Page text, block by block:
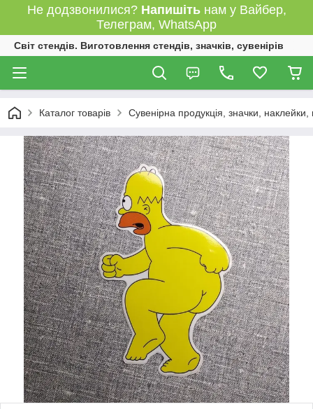
Не додзвонилися? Напишітьнам у Вайбер,
Телеграм, WhatsApp
Світ стендів. Виготовлення стендів, значків, сувенірів
Каталог товарів Сувенірна продукція, значки, наклейки,